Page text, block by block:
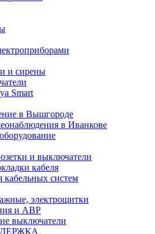
и сирены
Smart
в Вышгороде
в Иванкове
и выключатели
кабеля
кабельных систем
электрощитки
и АВР
выключатели